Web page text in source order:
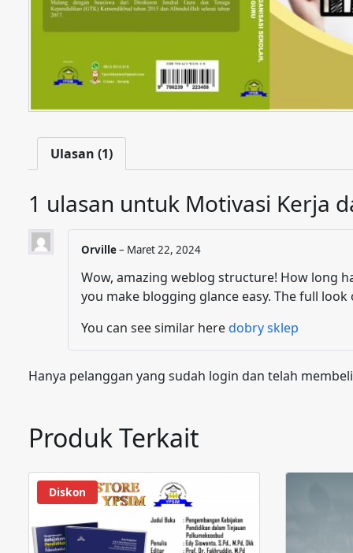
Ulasan (1)
1 ulasan untuk Motivasi Kerja
Orville– Maret 22, 2024
Wow, amazing weblog structure! How long
you make blogging glance easy. The full
You can see similar heredobry sklep
Hanya pelanggan yang sudah login dan telah
Produk Terkait
Diskon